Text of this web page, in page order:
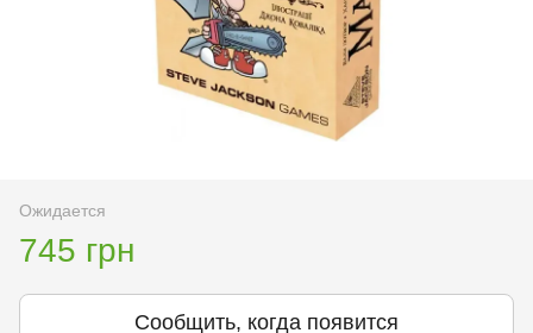
Ожидается
745 грн
Сообщить, когда появится